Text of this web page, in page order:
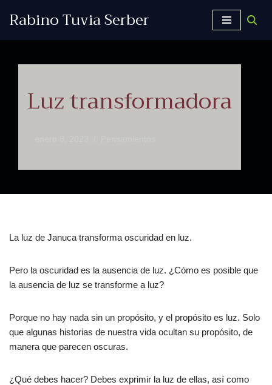
Rabino Tuvia Serber
Luz transformadora
La luz de Januca transforma oscuridad en luz.
Pero la oscuridad es la ausencia de luz. ¿Cómo es posible que
la ausencia de luz se transforme a luz?
Porque no hay nada sin un propósito, y el propósito es luz. Solo
que algunas historias de nuestra vida ocultan su propósito, de
manera que parecen oscuras.
¿Qué debes hacer? Debes exprimir la luz de ellas, así como